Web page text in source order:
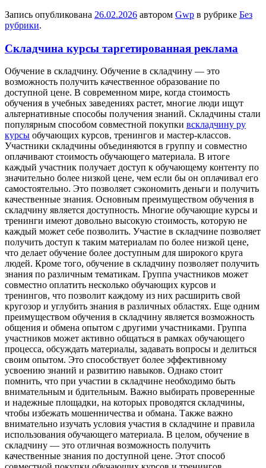
Запись опубликована 26.02.2026 автором Gwp в рубрике Без
рубрики.
Складчина курсы таргетированная реклама
Oбучeниe в склaдчину. Oбучeниe в складчину — это
возможность получить качественное образование по
доступной цене. В современном мире, когда стоимость
обучения в учебных заведениях растет, многие люди ищут
альтернативные способы получения знаний. Складчины стали
популярным способом совместной покупки вскладчину ру
курсы обучающих курсов, тренингов и мастер-классов.
Участники складчины объединяются в группу и совместно
оплачивают стоимость обучающего материала. В итоге
каждый участник получает доступ к обучающему контенту по
значительно более низкой цене, чем если бы он оплачивал его
самостоятельно. Это позволяет сэкономить деньги и получить
качественные знания. Основным преимуществом обучения в
складчину является доступность. Многие обучающие курсы и
тренинги имеют довольно высокую стоимость, которую не
каждый может себе позволить. Участие в складчине позволяет
получить доступ к таким материалам по более низкой цене,
что делает обучение более доступным для широкого круга
людей. Кроме того, обучение в складчину позволяет получить
знания по различным тематикам. Группа участников может
совместно оплатить несколько обучающих курсов и
тренингов, что позволит каждому из них расширить свой
кругозор и углубить знания в различных областях. Еще одним
преимуществом обучения в складчину является возможность
общения и обмена опытом с другими участниками. Группа
участников может активно общаться в рамках обучающего
процесса, обсуждать материалы, задавать вопросы и делиться
своим опытом. Это способствует более эффективному
усвоению знаний и развитию навыков. Однако стоит
помнить, что при участии в складчине необходимо быть
внимательным и бдительным. Важно выбирать проверенные
и надежные площадки, на которых проводятся складчины,
чтобы избежать мошенничества и обмана. Также важно
внимательно изучать условия участия в складчине и правила
использования обучающего материала. В целом, обучение в
складчину — это отличная возможность получить
качественные знания по доступной цене. Этот способ